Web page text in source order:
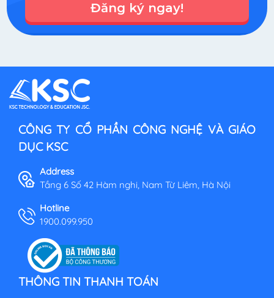
Đăng ký ngay!
CÔNG TY CỔ PHẦN CÔNG NGHỆ VÀ GIÁO
DỤC KSC
Address
Tầng 6 Số 42 Hàm nghi, Nam Từ Liêm, Hà Nội
Hotline
1900.099.950
THÔNG TIN THANH TOÁN